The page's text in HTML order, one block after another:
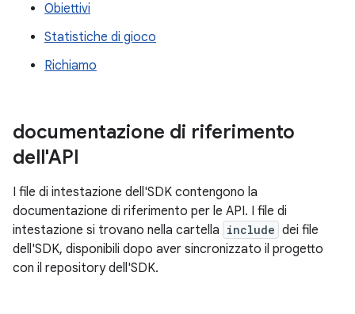
Obiettivi
Statistiche di gioco
Richiamo
documentazione di riferimento
dell'API
I file di intestazione dell'SDK contengono la
documentazione di riferimento per le API. I file di
intestazione si trovano nella cartella include dei file
dell'SDK, disponibili dopo aver sincronizzato il progetto
con il repository dell'SDK.